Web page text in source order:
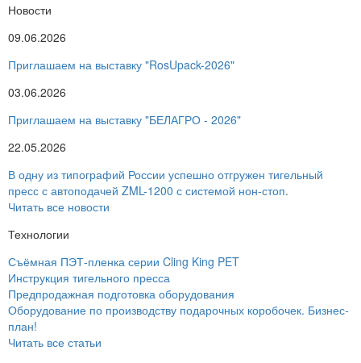
Новости
09.06.2026
Приглашаем на выставку "RosUpack-2026"
03.06.2026
Приглашаем на выставку "БЕЛАГРО - 2026"
22.05.2026
В одну из типографий России успешно отгружен тигельный
пресс с автоподачей ZML-1200 с системой нон-стоп.
Читать все новости
Технологии
Съёмная ПЭТ-пленка серии Cling King PET
Инструкция тигельного пресса
Предпродажная подготовка оборудования
Оборудование по производству подарочных коробочек. Бизнес-
план!
Читать все статьи